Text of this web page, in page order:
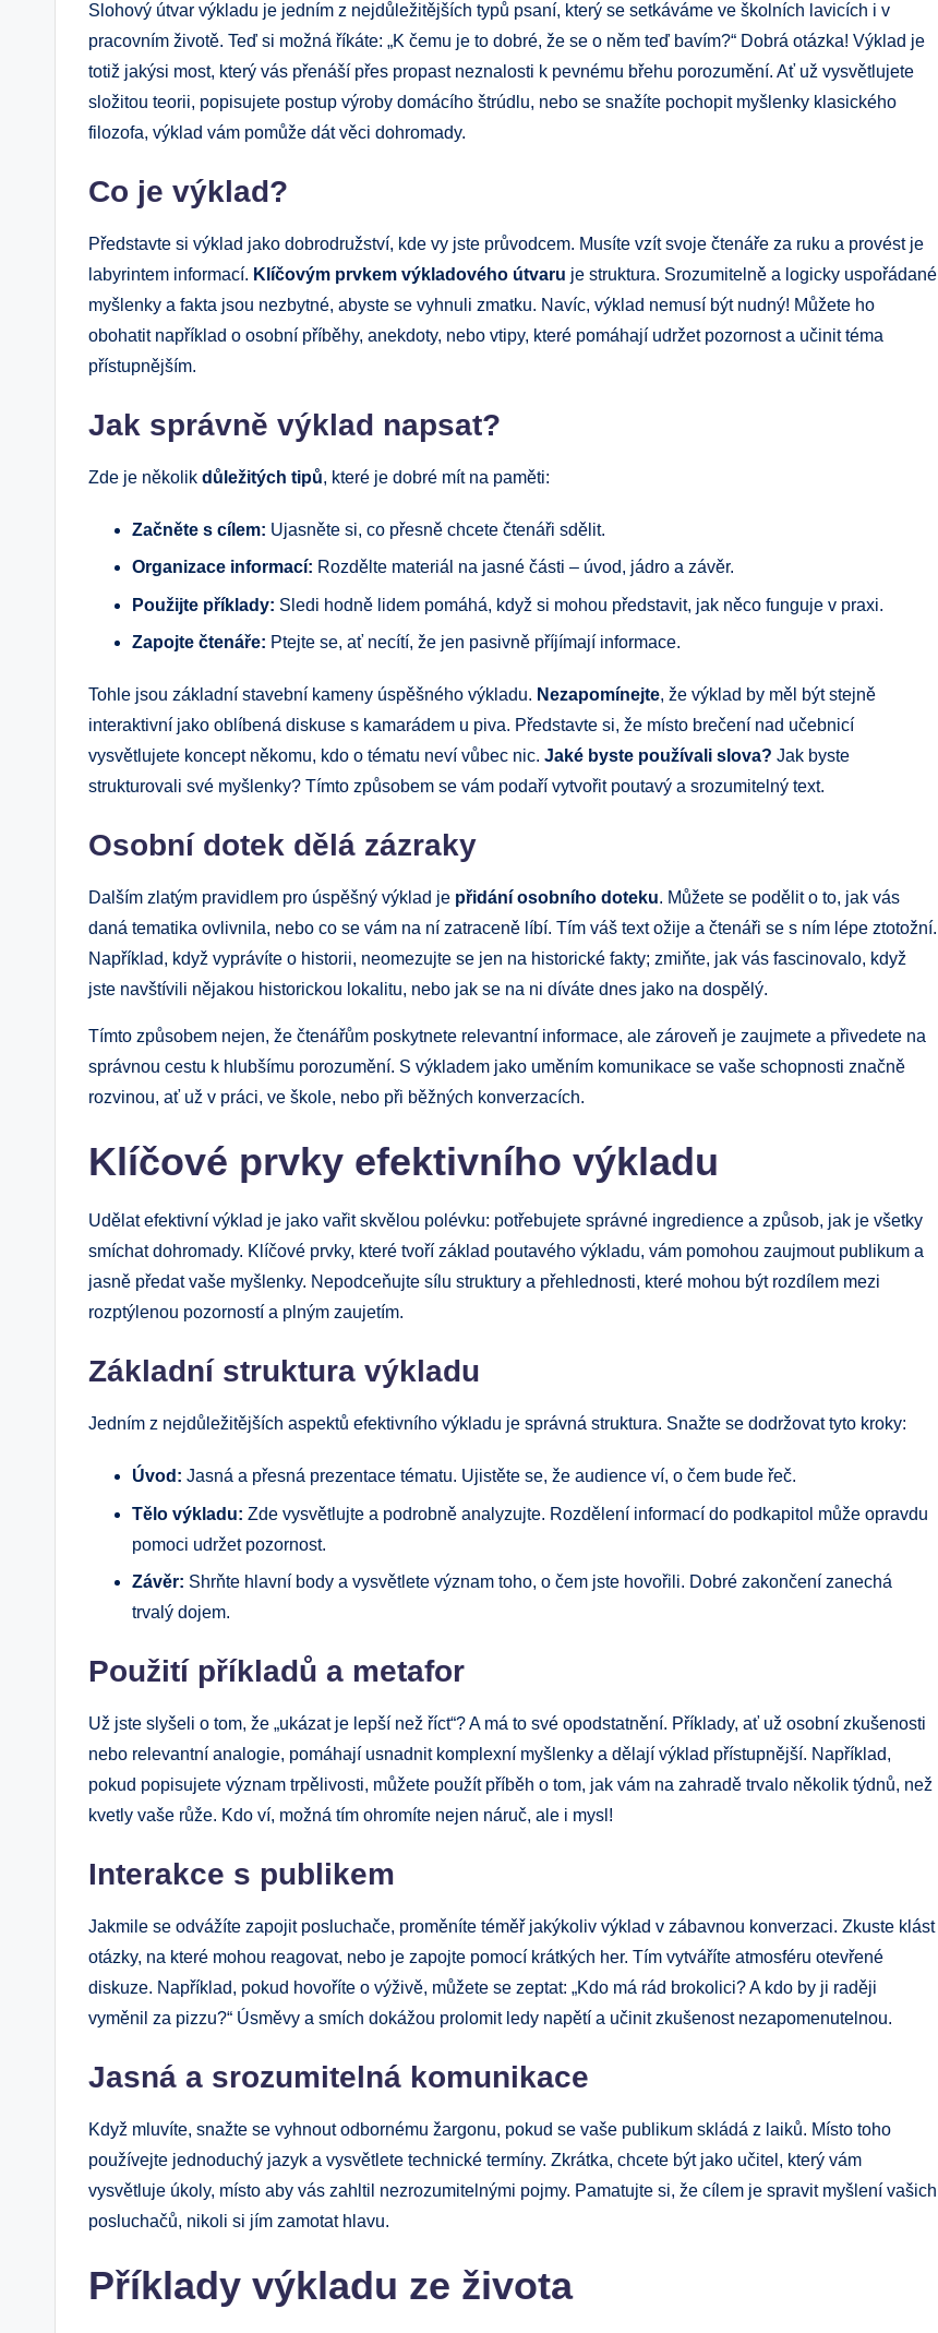
Slohový útvar výkladu je jedním z nejdůležitějších typů psaní, který se setkáváme ve školních lavicích i v
pracovním životě. Teď si možná říkáte: „K čemu je to dobré, že se o něm teď bavím?“ Dobrá otázka! Výklad je
totiž jakýsi most, který vás přenáší přes propast neznalosti k pevnému břehu porozumění. Ať už vysvětlujete
složitou teorii, popisujete postup výroby domácího štrúdlu, nebo se snažíte pochopit myšlenky klasického
filozofa, výklad vám pomůže dát věci dohromady.
Co je výklad?
Představte si výklad jako dobrodružství, kde vy jste průvodcem. Musíte vzít svoje čtenáře za ruku a provést je
labyrintem informací. Klíčovým prvkem výkladového útvaru je struktura. Srozumitelně a logicky uspořádané
myšlenky a fakta jsou nezbytné, abyste se vyhnuli zmatku. Navíc, výklad nemusí být nudný! Můžete ho
obohatit například o osobní příběhy, anekdoty, nebo vtipy, které pomáhají udržet pozornost a učinit téma
přístupnějším.
Jak správně výklad napsat?
Zde je několik důležitých tipů, které je dobré mít na paměti:
Začněte s cílem: Ujasněte si, co přesně chcete čtenáři sdělit.
Organizace informací: Rozdělte materiál na jasné části – úvod, jádro a závěr.
Použijte příklady: Sledi hodně lidem pomáhá, když si mohou představit, jak něco funguje v praxi.
Zapojte čtenáře: Ptejte se, ať necítí, že jen pasivně příjímají informace.
Tohle jsou základní stavební kameny úspěšného výkladu. Nezapomínejte, že výklad by měl být stejně
interaktivní jako oblíbená diskuse s kamarádem u piva. Představte si, že místo brečení nad učebnicí
vysvětlujete koncept někomu, kdo o tématu neví vůbec nic. Jaké byste používali slova? Jak byste
strukturovali své myšlenky? Tímto způsobem se vám podaří vytvořit poutavý a srozumitelný text.
Osobní dotek dělá zázraky
Dalším zlatým pravidlem pro úspěšný výklad je přidání osobního doteku. Můžete se podělit o to, jak vás
daná tematika ovlivnila, nebo co se vám na ní zatraceně líbí. Tím váš text ožije a čtenáři se s ním lépe ztotožní.
Například, když vyprávíte o historii, neomezujte se jen na historické fakty; zmiňte, jak vás fascinovalo, když
jste navštívili nějakou historickou lokalitu, nebo jak se na ni díváte dnes jako na dospělý.
Tímto způsobem nejen, že čtenářům poskytnete relevantní informace, ale zároveň je zaujmete a přivedete na
správnou cestu k hlubšímu porozumění. S výkladem jako uměním komunikace se vaše schopnosti značně
rozvinou, ať už v práci, ve škole, nebo při běžných konverzacích.
Klíčové prvky efektivního výkladu
Udělat efektivní výklad je jako vařit skvělou polévku: potřebujete správné ingredience a způsob, jak je všetky
smíchat dohromady. Klíčové prvky, které tvoří základ poutavého výkladu, vám pomohou zaujmout publikum a
jasně předat vaše myšlenky. Nepodceňujte sílu struktury a přehlednosti, které mohou být rozdílem mezi
rozptýlenou pozorností a plným zaujetím.
Základní struktura výkladu
Jedním z nejdůležitějších aspektů efektivního výkladu je správná struktura. Snažte se dodržovat tyto kroky:
Úvod: Jasná a přesná prezentace tématu. Ujistěte se, že audience ví, o čem bude řeč.
Tělo výkladu: Zde vysvětlujte a podrobně analyzujte. Rozdělení informací do podkapitol může opravdu
pomoci udržet pozornost.
Závěr: Shrňte hlavní body a vysvětlete význam toho, o čem jste hovořili. Dobré zakončení zanechá
trvalý dojem.
Použití příkladů a metafor
Už jste slyšeli o tom, že „ukázat je lepší než říct“? A má to své opodstatnění. Příklady, ať už osobní zkušenosti
nebo relevantní analogie, pomáhají usnadnit komplexní myšlenky a dělají výklad přístupnější. Například,
pokud popisujete význam trpělivosti, můžete použít příběh o tom, jak vám na zahradě trvalo několik týdnů, než
kvetly vaše růže. Kdo ví, možná tím ohromíte nejen náruč, ale i mysl!
Interakce s publikem
Jakmile se odvážíte zapojit posluchače, proměníte téměř jakýkoliv výklad v zábavnou konverzaci. Zkuste klást
otázky, na které mohou reagovat, nebo je zapojte pomocí krátkých her. Tím vytváříte atmosféru otevřené
diskuze. Například, pokud hovoříte o výživě, můžete se zeptat: „Kdo má rád brokolici? A kdo by ji raději
vyměnil za pizzu?“ Úsměvy a smích dokážou prolomit ledy napětí a učinit zkušenost nezapomenutelnou.
Jasná a srozumitelná komunikace
Když mluvíte, snažte se vyhnout odbornému žargonu, pokud se vaše publikum skládá z laiků. Místo toho
používejte jednoduchý jazyk a vysvětlete technické termíny. Zkrátka, chcete být jako učitel, který vám
vysvětluje úkoly, místo aby vás zahltil nezrozumitelnými pojmy. Pamatujte si, že cílem je spravit myšlení vašich
posluchačů, nikoli si jím zamotat hlavu.
Příklady výkladu ze života